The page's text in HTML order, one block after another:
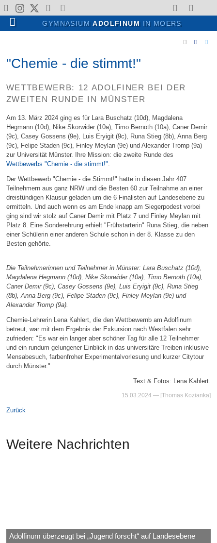
GYMNASIUM ADOLFINUM IN MOERS
"Chemie - die stimmt!"
WETTBEWERB: 12 ADOLFINER BEI DER
ZWEITEN RUNDE IN MÜNSTER
Am 13. März 2024 ging es für Lara Buschatz (10d), Magdalena
Hegmann (10d), Nike Skorwider (10a), Timo Bernoth (10a), Caner Demir
(9c), Casey Gossens (9e), Luis Eryigit (9c), Runa Stieg (8b), Anna Berg
(9c), Felipe Staden (9c), Finley Meylan (9e) und Alexander Tromp (9a)
zur Universität Münster. Ihre Mission: die zweite Runde des
Wettbewerbs "Chemie - die stimmt!"
Der Wettbewerb "Chemie - die Stimmt!" hatte in diesen Jahr 407
Teilnehmern aus ganz NRW und die Besten 60 zur Teilnahme an einer
dreistündigen Klausur geladen um die 6 Finalisten auf Landesebene zu
ermitteln. Und auch wenn es am Ende knapp am Siegerpodest vorbei
ging sind wir stolz auf Caner Demir mit Platz 7 und Finley Meylan mit
Platz 8. Eine Sonderehrung erhielt "Frühstarterin" Runa Stieg, die neben
einer Schülerin einer anderen Schule schon in der 8. Klasse zu den
Besten gehörte.
Die Teilnehmerinnen und Teilnehmer in Münster: Lara Buschatz (10d),
Magdalena Hegmann (10d), Nike Skorwider (10a), Timo Bernoth (10a),
Caner Demir (9c), Casey Gossens (9e), Luis Eryigit (9c), Runa Stieg
(8b), Anna Berg (9c), Felipe Staden (9c), Finley Meylan (9e) und
Alexander Tromp (9a).
Chemie-Lehrerin Lena Kahlert, die den Wettbewernb am Adolfinum
betreut, war mit dem Ergebnis der Exkursion nach Westfalen sehr
zufrieden: "Es war ein langer aber schöner Tag für alle 12 Teilnehmer
und ein rundum gelungener Einblick in das universitäre Treiben inklusive
Mensabesuch, farbenfroher Experimentalvorlesung und kurzer Citytour
durch Münster."
Text & Fotos: Lena Kahlert.
15.03.2024 — [Thomas Kozianka]
Zurück
Weitere Nachrichten
Adolfinum überzeugt bei „Jugend forscht“ auf Landesebene